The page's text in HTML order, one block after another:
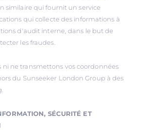
similaire qui fournit un service
qui collecte des informations à
d'audit interne, dans le but de
les fraudes.
ni ne transmettons vos coordonnées
du Sunseeker London Group à des
SÉCURITÉ ET